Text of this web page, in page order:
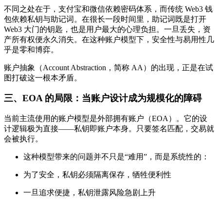
不同之处在于，支付宝和微信依赖密码体系，而传统 Web3 钱
包依赖私钥与助记词。在很长一段时间里，助记词既是打开
Web3 大门的钥匙，也是用户最大的心理负担。一旦丢失，资
产所有权便永久消失。在这种账户模型下，安全性与易用性几
乎是零和博弈。
账户抽象（Account Abstraction，简称 AA）的出现，正是在试
图打破这一根本矛盾。
三、EOA 的局限：当账户设计成为规模化的障碍
当前主流使用的账户模型是外部拥有账户（EOA）。它的设
计逻辑极为直接——私钥即账户本身。只要签名匹配，交易就
会被执行。
这种模型带来的问题并不只是“难用”，而是系统性的：
为了安全，私钥必须隔离保存，牺牲便利性
一旦追求便捷，私钥泄露风险急剧上升